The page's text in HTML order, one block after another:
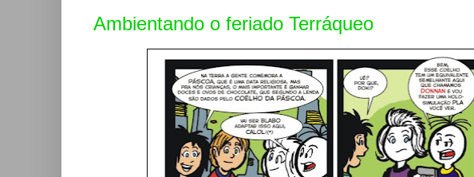
Ambientando o feriado Terráqueo